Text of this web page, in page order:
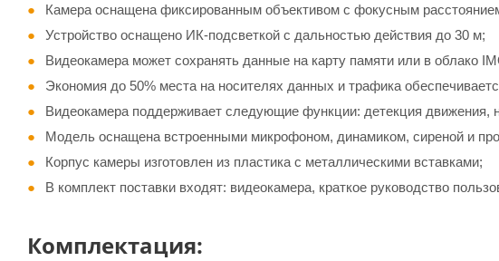
Камера оснащена фиксированным объективом с фокусным
Устройство оснащено ИК-подсветкой с дальностью действия до 30 м;
Видеокамера может сохранять данные на карту памяти или в облако
Экономия до 50% места на носителях данных и трафика
Видеокамера поддерживает следующие функции: детекция движения,
Модель оснащена встроенными микрофоном, динамиком, сиреной и
Корпус камеры изготовлен из пластика с металлическими вставками;
В комплект поставки входят: видеокамера, краткое руководство
Комплектация: